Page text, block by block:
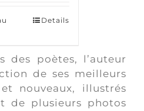
Details
des poètes, l’auteur
de ses meilleurs
nouveaux, illustrés
de plusieurs photos